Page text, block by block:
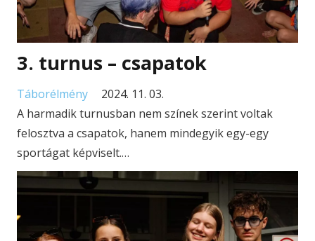
3. turnus – csapatok
Táborélmény
2024. 11. 03.
A harmadik turnusban nem színek szerint voltak
felosztva a csapatok, hanem mindegyik egy-egy
sportágat képviselt.…